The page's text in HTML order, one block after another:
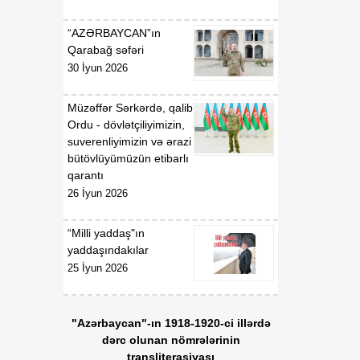
fəaliyyətinin təmin edilməsi
və "Azərbaycan
Respublikasının
haqqında Əsasnamə"nin
təsdiqi və "Azərbaycan
Respublikası İqtisadiyyat
Nazirliyinin fəaliyyətinin
təmin edilməsi və
"Azərbaycan Respublikası
İqtisadi İnkişaf Nazirliyinin
təkmilləşdirilməsi ilə bağlı
tədbirlər haqqında"
Azərbaycan Respublikası
dekabr tarixli 504 nömrəli
Fərmanında dəyişikliklər
edilməsi barədə" 2014-cü
il 20 fevral tarixli 111
“AZƏRBAYCAN”ın
Qarabağ səfəri
30 İyun 2026
Müzəffər Sərkərdə, qalib
Ordu - dövlətçiliyimizin,
suverenliyimizin və ərazi
bütövlüyümüzün etibarlı
qarantı
26 İyun 2026
“Milli yaddaş"ın
yaddaşındakılar
25 İyun 2026
"Azərbaycan"-ın 1918-1920-ci illərdə
dərc olunan nömrələrinin
transliterasiyası